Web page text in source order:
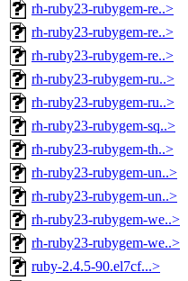
rh-ruby23-rubygem-re..>
rh-ruby23-rubygem-re..>
rh-ruby23-rubygem-re..>
rh-ruby23-rubygem-ru..>
rh-ruby23-rubygem-ru..>
rh-ruby23-rubygem-sq..>
rh-ruby23-rubygem-th..>
rh-ruby23-rubygem-un..>
rh-ruby23-rubygem-un..>
rh-ruby23-rubygem-we..>
rh-ruby23-rubygem-we..>
ruby-2.4.5-90.el7cf...>